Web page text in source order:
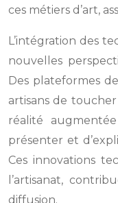
ces métiers d’art,
L’intégration des
nouvelles
Des plateformes
artisans de
réalité
présenter et
Ces innovations
l’artisanat,
diffusion.